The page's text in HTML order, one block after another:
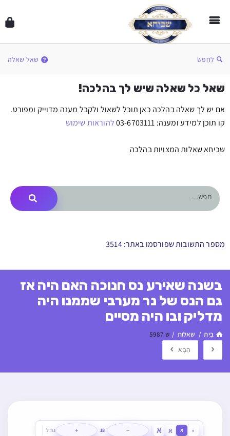
לְחַפֵּשׂ שאל שאלה
שאל כל שאלה שיש לך בהלכה!
אם יש לך שאלה בהלכה כאן תוכל לשאול ולקבל מענה מדוייק ומפורט.
קו תוכן למידע ומענה: 03-6703111
להוראות שימוש
שכיחא שאלות המצויות בהלכה
מספר התשובות שפורסמו באתר: 3514
בשנה שאירע נס חנוכה האם היה אז
גם הנס של נר מערבי שממנו היה
מדליק ובו היה מסיים
בַּיִת / שאלות / ש 5987
הַבָּא
א א א א −
18
+ גודל